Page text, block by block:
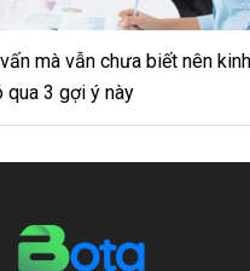
Những ý tưởng kinh
2020 (Phần 3)